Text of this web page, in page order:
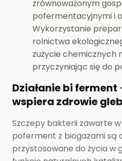
zrównoważonym
pofermentacyjnymi i
Wykorzystanie
rolnictwa
zużycie chemicznych
przyczyniając się do
Działanie bi ferment
wspiera zdrowie
Szczepy bakterii zawarte
poferment z biogazami są
przystosowane do życia w